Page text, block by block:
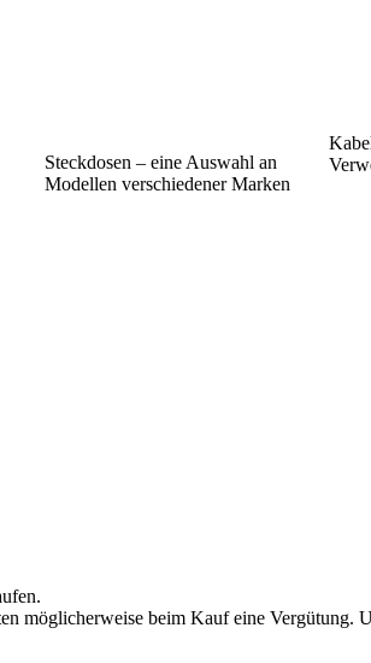
Steckdosen – eine Auswahl an
Modellen verschiedener Marken
möglicherweise beim Kauf eine Vergütung.